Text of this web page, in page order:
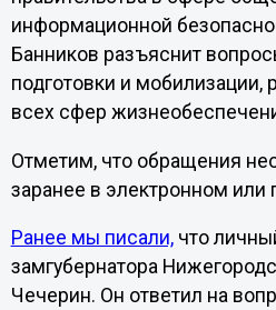
информационной
Банников разъяснит
подготовки и
всех сфер
Отметим, что обращения
заранее в электронном
Ранее мы писали,что
замгубернатора
Чечерин. Он ответил на